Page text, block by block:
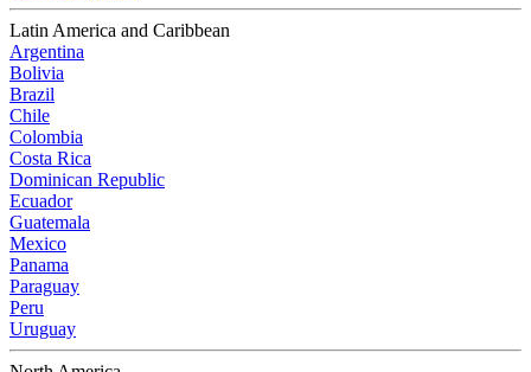
Latin America and Caribbean
Argentina
Bolivia
Brazil
Chile
Colombia
Costa Rica
Dominican Republic
Ecuador
Guatemala
Mexico
Panama
Paraguay
Peru
Uruguay